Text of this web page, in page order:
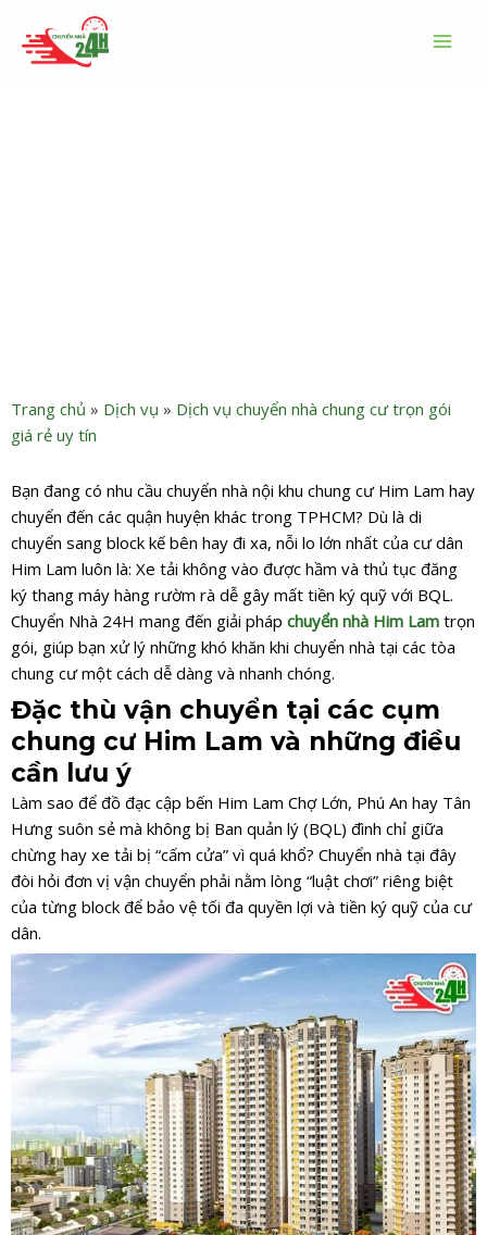
Trang chủ » Dịch vụ » Dịch vụ chuyển nhà chung cư trọn gói
giá rẻ uy tín
Bạn đang có nhu cầu chuyển nhà nội khu chung cư Him Lam hay
chuyển đến các quận huyện khác trong TPHCM? Dù là di
chuyển sang block kế bên hay đi xa, nỗi lo lớn nhất của cư dân
Him Lam luôn là: Xe tải không vào được hầm và thủ tục đăng
ký thang máy hàng rườm rà dễ gây mất tiền ký quỹ với BQL.
Chuyển Nhà 24H mang đến giải pháp chuyển nhà Him Lam trọn
gói, giúp bạn xử lý những khó khăn khi chuyển nhà tại các tòa
chung cư một cách dễ dàng và nhanh chóng.
Đặc thù vận chuyển tại các cụm
chung cư Him Lam và những điều
cần lưu ý
Làm sao để đồ đạc cập bến Him Lam Chợ Lớn, Phú An hay Tân
Hưng suôn sẻ mà không bị Ban quản lý (BQL) đình chỉ giữa
chừng hay xe tải bị “cấm cửa” vì quá khổ? Chuyển nhà tại đây
đòi hỏi đơn vị vận chuyển phải nằm lòng “luật chơi” riêng biệt
của từng block để bảo vệ tối đa quyền lợi và tiền ký quỹ của cư
dân.